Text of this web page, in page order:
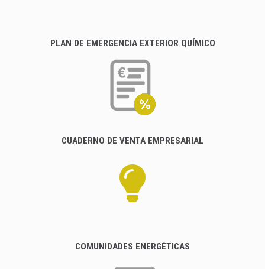
PLAN DE EMERGENCIA EXTERIOR QUÍMICO
CUADERNO DE VENTA EMPRESARIAL
COMUNIDADES ENERGÉTICAS